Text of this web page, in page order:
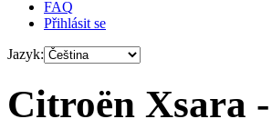
FAQ
Přihlásit se
Jazyk:
Citroën Xsara